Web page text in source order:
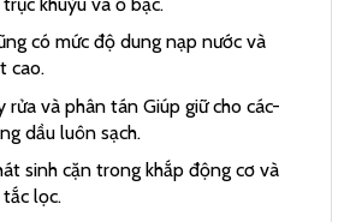
có mức độ dung nạp nước và
cao.
rửa và phân tán Giúp giữ cho các-
dầu luôn sạch.
sinh cặn trong khắp động cơ và
lọc.